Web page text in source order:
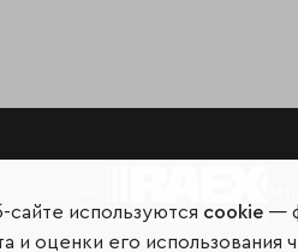
сайте используются cookie —
и оценки его использования